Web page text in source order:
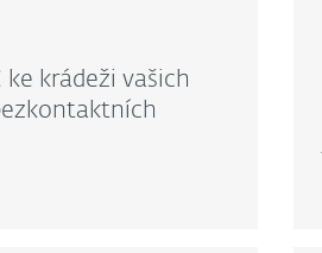
krádeži vašich